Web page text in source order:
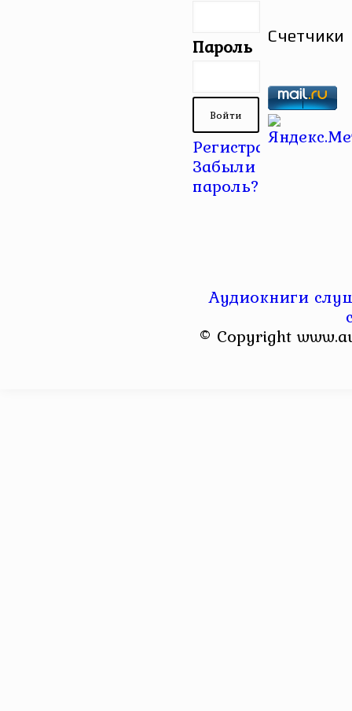
Пароль
Регистрация |
Забыли
пароль?
Счетчики
Аудиокниги
© Copyright